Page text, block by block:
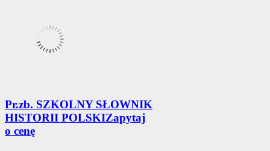
Pr.zb. SZKOLNY SŁOWNIK
HISTORII POLSKIZapytaj
o cenę